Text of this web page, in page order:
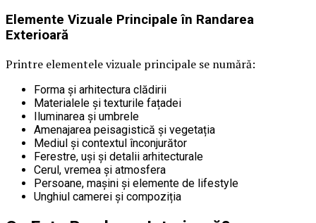
Elemente Vizuale Principale în Randarea
Exterioară
Printre elementele vizuale principale se numără:
Forma și arhitectura clădirii
Materialele și texturile fațadei
Iluminarea și umbrele
Amenajarea peisagistică și vegetația
Mediul și contextul înconjurător
Ferestre, uși și detalii arhitecturale
Cerul, vremea și atmosfera
Persoane, mașini și elemente de lifestyle
Unghiul camerei și compoziția